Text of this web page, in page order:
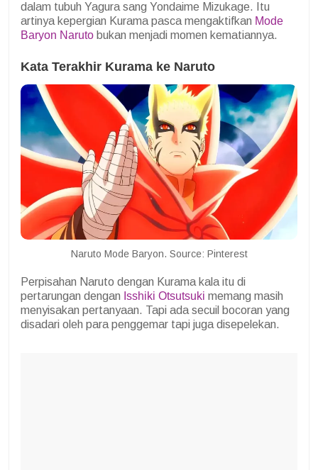
dalam tubuh Yagura sang Yondaime Mizukage. Itu
artinya kepergian Kurama pasca mengaktifkan Mode
Baryon Naruto bukan menjadi momen kematiannya.
Kata Terakhir Kurama ke Naruto
Naruto Mode Baryon. Source: Pinterest
Perpisahan Naruto dengan Kurama kala itu di
pertarungan dengan Isshiki Otsutsuki memang masih
menyisakan pertanyaan. Tapi ada secuil bocoran yang
disadari oleh para penggemar tapi juga disepelekan.